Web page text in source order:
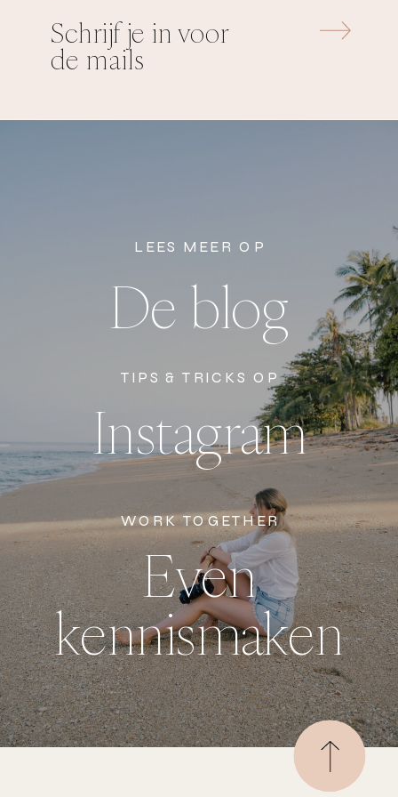
kunnen gaan groeien.
maar al tijdens het traject merkte ze
zelfvertrouwen steeds wat meer.
De volgende sessies
Schrijf je in voor
de mails
LEES MEER OP
De blog
TIPS & TRICKS OP
Instagram
WORK TOGETHER
Even
kennismaken